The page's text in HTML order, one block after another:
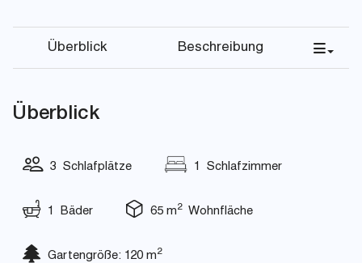
Überblick Beschreibung
Überblick
3 Schlafplätze 1 Schlafzimmer
1 Bäder 65 m2Wohnfläche
Gartengröße: 120 m2